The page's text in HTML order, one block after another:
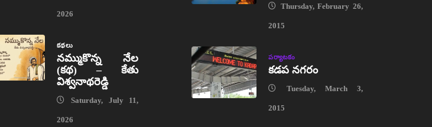
2026
కథలు
నమ్ముకొన్న నేల
(కథ) – కేతు
విశ్వనాథరెడ్డి
Saturday, July 11,
2026
Thursday, February 26,
2015
పర్యాటకం
కడప నగరం
Tuesday, March 3,
2015